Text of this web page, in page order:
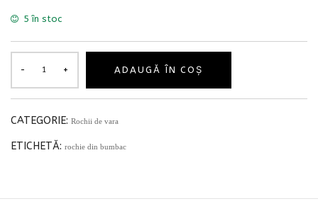
5 în stoc
ADAUGĂ ÎN COȘ
CATEGORIE: Rochii de vara
ETICHETĂ: rochie din bumbac